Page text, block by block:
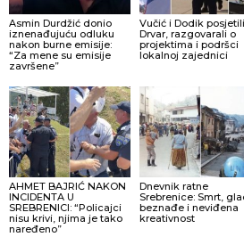
Asmin Durdžić donio
iznenađujuću odluku
nakon burne emisije:
“Za mene su emisije
završene”
Vučić i Dodik posjetili
Drvar, razgovarali o
projektima i podršci
lokalnoj zajednici
AHMET BAJRIĆ NAKON
INCIDENTA U
SREBRENICI: “Policajci
nisu krivi, njima je tako
naređeno”
Dnevnik ratne
Srebrenice: Smrt,
beznađe i neviđena
kreativnost